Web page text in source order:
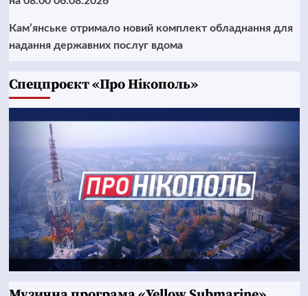
Кам’янське отримало новий комплект обладнання для
надання державних послуг вдома
Cпецпроєкт «Про Нікополь»